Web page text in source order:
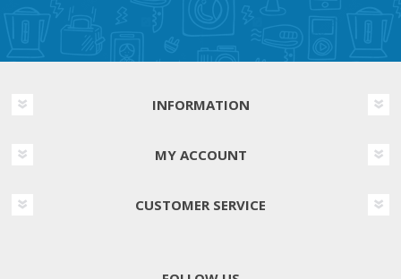
INFORMATION
MY ACCOUNT
CUSTOMER SERVICE